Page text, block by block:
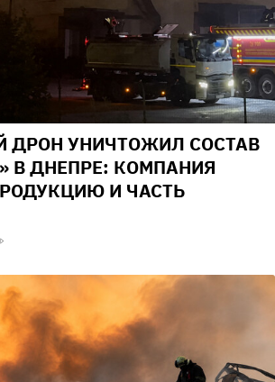
ДРОН УНИЧТОЖИЛ СОСТАВ
В ДНЕПРЕ: КОМПАНИЯ
И ЧАСТЬ